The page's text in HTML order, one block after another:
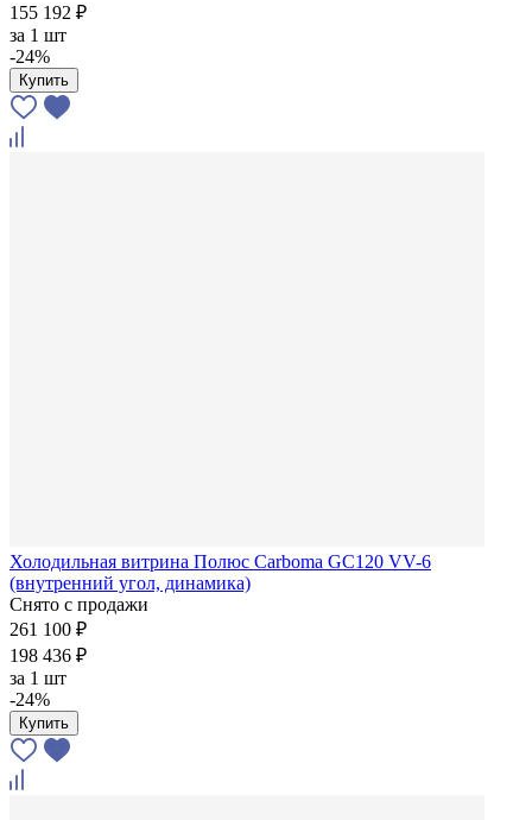
155 192 ₽
за 1 шт
-24%
Купить
Холодильная витрина Полюс Carboma GC120 VV-6
(внутренний угол, динамика)
Снято с продажи
261 100 ₽
198 436 ₽
за 1 шт
-24%
Купить